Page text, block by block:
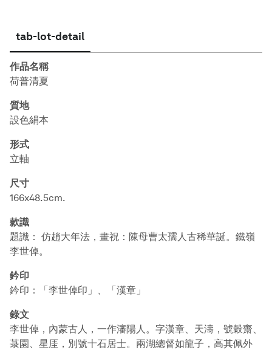
tab-lot-detail
作品名稱
荷普清夏
質地
設色絹本
形式
立軸
尺寸
166x48.5cm.
款識
題識： 仿趙大年法，畫祝：陳母曹太孺人古稀華誕。鐵嶺
李世倬。
鈐印
鈐印：「李世倬印」、「漢章」
錄文
李世倬，內蒙古人，一作瀋陽人。字漢章、天濤，號穀齋、
菉園、星厓，別號十石居士。兩湖總督如龍子，高其佩外